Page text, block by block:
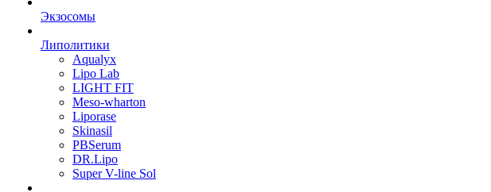
Экзосомы
Липолитики
Aqualyx
Lipo Lab
LIGHT FIT
Meso-wharton
Liporase
Skinasil
PBSerum
DR.Lipo
Super V-line Sol